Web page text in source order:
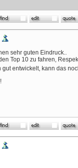
sehr guten Eindruck..
Top 10 zu fahren,
entwickelt, kann das